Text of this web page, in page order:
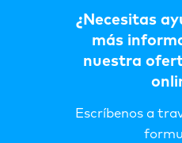
¿Necesitas
más
nuestra
Escríbenos a